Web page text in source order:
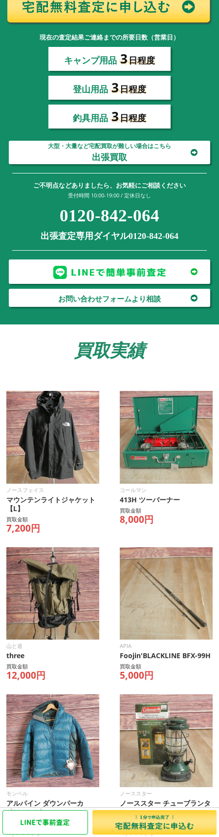
現在の査定結果ご連絡までの所要日数（営業日）
キャンプ用品 3日程度
登山用品 3日程度
釣具用品 3日程度
大型・大量など宅配買取が難しい場合はこちら
出張買取
ご不明点などありましたら、お気軽にご相談ください
受付時間 10:00-19:00 / 定休日なし
0120-842-064
出張査定専用ダイヤル0120-842-064
お問い合わせフォームより相談
買取実績
ノースフェイス
マウンテンライトジャケット
【L】
買取金額
7,200円
コールマン
413H ツーバーナー
買取金額
8,000円
山と道
three
買取金額
12,000円
APIA
Foojin'BLACKLINE BFX-99H
買取金額
5,000円
モンベル
アルパイン ダウンパーカ
【Men's L】
買取金額
4,000円
ノーススター
ノーススター チューブランタ
ン
買取金額
4,000円